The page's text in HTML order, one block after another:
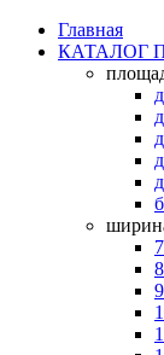
Главная
КАТАЛОГ